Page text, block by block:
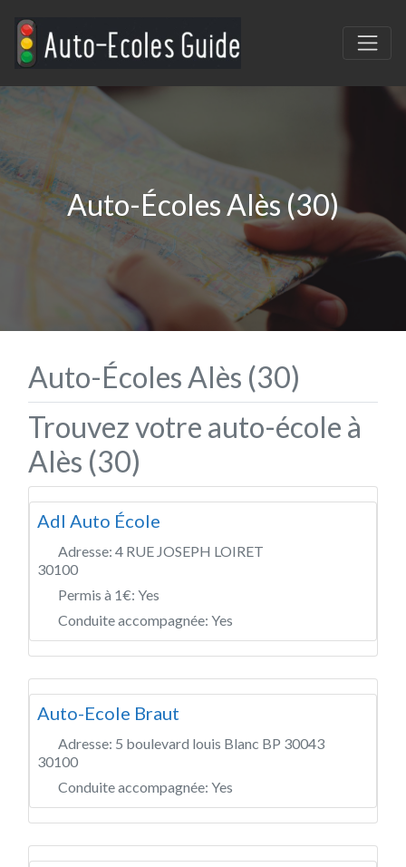
Auto-Écoles Alès (30)
Auto-Écoles Alès (30)
Trouvez votre auto-école à
Alès (30)
Adl Auto École
Adresse: 4 RUE JOSEPH LOIRET
30100
Permis à 1€: Yes
Conduite accompagnée: Yes
Auto-Ecole Braut
Adresse: 5 boulevard louis Blanc BP 30043
30100
Conduite accompagnée: Yes